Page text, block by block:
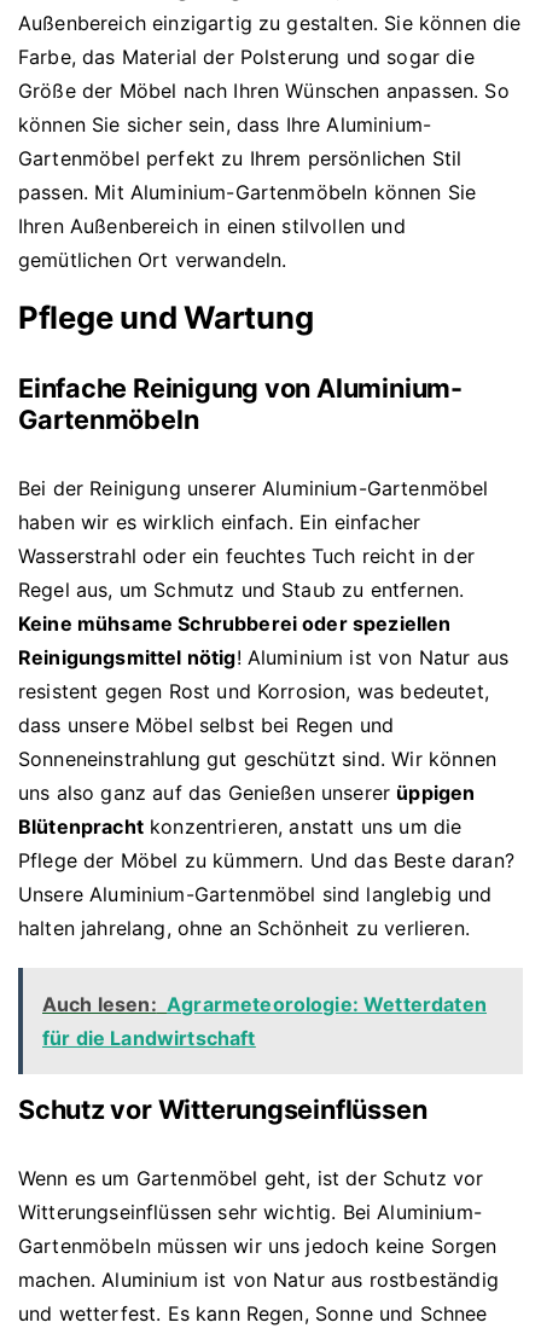
Außenbereich einzigartig zu gestalten. Sie können die
Farbe, das Material der Polsterung und sogar die
Größe der Möbel nach Ihren Wünschen anpassen. So
können Sie sicher sein, dass Ihre Aluminium-
Gartenmöbel perfekt zu Ihrem persönlichen Stil
passen. Mit Aluminium-Gartenmöbeln können Sie
Ihren Außenbereich in einen stilvollen und
gemütlichen Ort verwandeln.
Pflege und Wartung
Einfache Reinigung von Aluminium-
Gartenmöbeln
Bei der Reinigung unserer Aluminium-Gartenmöbel
haben wir es wirklich einfach. Ein einfacher
Wasserstrahl oder ein feuchtes Tuch reicht in der
Regel aus, um Schmutz und Staub zu entfernen.
Keine mühsame Schrubberei oder speziellen
Reinigungsmittel nötig! Aluminium ist von Natur aus
resistent gegen Rost und Korrosion, was bedeutet,
dass unsere Möbel selbst bei Regen und
Sonneneinstrahlung gut geschützt sind. Wir können
uns also ganz auf das Genießen unserer üppigen
Blütenprachtkonzentrieren, anstatt uns um die
Pflege der Möbel zu kümmern. Und das Beste daran?
Unsere Aluminium-Gartenmöbel sind langlebig und
halten jahrelang, ohne an Schönheit zu verlieren.
Auch lesen: Agrarmeteorologie: Wetterdaten
für die Landwirtschaft
Schutz vor Witterungseinflüssen
Wenn es um Gartenmöbel geht, ist der Schutz vor
Witterungseinflüssen sehr wichtig. Bei Aluminium-
Gartenmöbeln müssen wir uns jedoch keine Sorgen
machen. Aluminium ist von Natur aus rostbeständig
und wetterfest. Es kann Regen, Sonne und Schnee